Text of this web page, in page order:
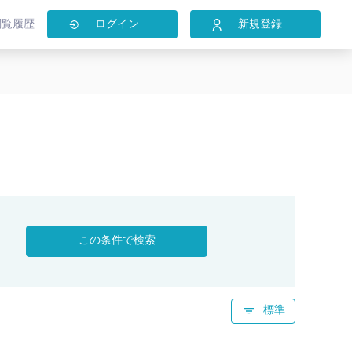
履歴 ログイン 新規登録
この条件で検索
標準